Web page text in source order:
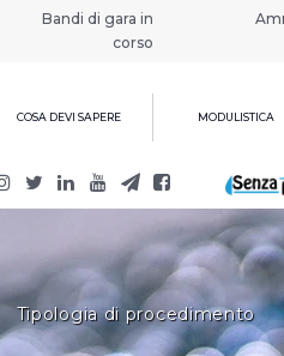
Bandi di gara in
corso
COSA DEVI SAPERE MODULISTICA
Tipologia di procedimento